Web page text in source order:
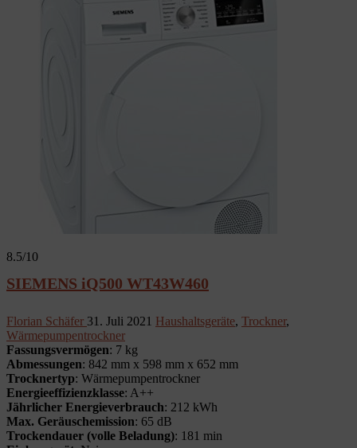
8.5/10
SIEMENS iQ500 WT43W460
Florian Schäfer 31. Juli 2021 Haushaltsgeräte, Trockner,
Wärmepumpentrockner
Fassungsvermögen: 7 kg
Abmessungen: 842 mm x 598 mm x 652 mm
Trocknertyp: Wärmepumpentrockner
Energieeffizienzklasse: A++
Jährlicher Energieverbrauch: 212 kWh
Max. Geräuschemission: 65 dB
Trockendauer (volle Beladung): 181 min